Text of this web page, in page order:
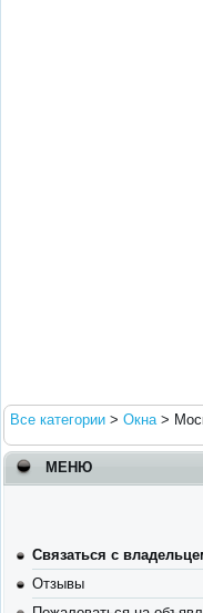
Все категории > Окна>
МЕНЮ
Связаться с
Отзывы